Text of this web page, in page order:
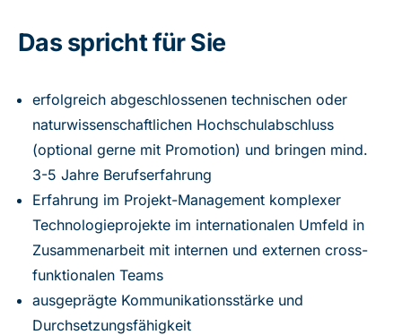
Das spricht für Sie
erfolgreich abgeschlossenen technischen oder
naturwissenschaftlichen Hochschulabschluss
(optional gerne mit Promotion) und bringen mind.
3-5 Jahre Berufserfahrung
Erfahrung im Projekt-Management komplexer
Technologieprojekte im internationalen Umfeld in
Zusammenarbeit mit internen und externen cross-
funktionalen Teams
ausgeprägte Kommunikationsstärke und
Durchsetzungsfähigkeit